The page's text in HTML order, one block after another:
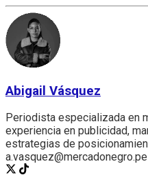
Abigail Vásquez
Periodista especializada en
experiencia en publicidad,
estrategias de
a.vasquez@mercadonegro.pe